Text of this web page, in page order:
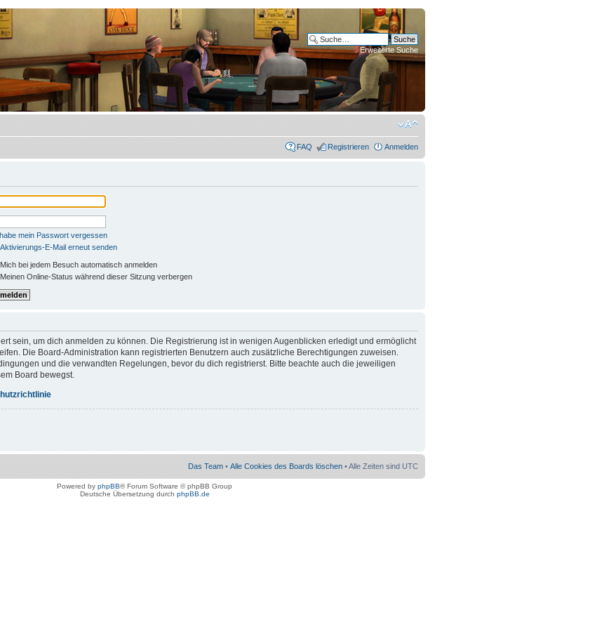
Erweiterte Suche
FAQ Registrieren Anmelden
mein Passwort vergessen
E-Mail erneut senden
Mich bei jedem Besuch automatisch anmelden
Meinen Online-Status während dieser Sitzung verbergen
sein, um dich anmelden zu können. Die Registrierung ist in wenigen Augenblicken erledigt und ermöglicht
Die Board-Administration kann registrierten Benutzern auch zusätzliche Berechtigungen zuweisen.
und die verwandten Regelungen, bevor du dich registrierst. Bitte beachte auch die jeweiligen
Board bewegst.
Das Team • Alle Cookies des Boards löschen • Alle Zeiten sind UTC
Powered by phpBB® Forum Software © phpBB Group
Deutsche Übersetzung durch phpBB.de